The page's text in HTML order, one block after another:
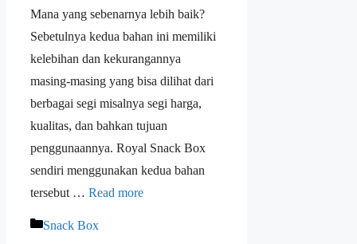
Mana yang sebenarnya lebih baik?
Sebetulnya kedua bahan ini memiliki
kelebihan dan kekurangannya
masing-masing yang bisa dilihat dari
berbagai segi misalnya segi harga,
kualitas, dan bahkan tujuan
penggunaannya. Royal Snack Box
sendiri menggunakan kedua bahan
tersebut … Read more
Snack Box